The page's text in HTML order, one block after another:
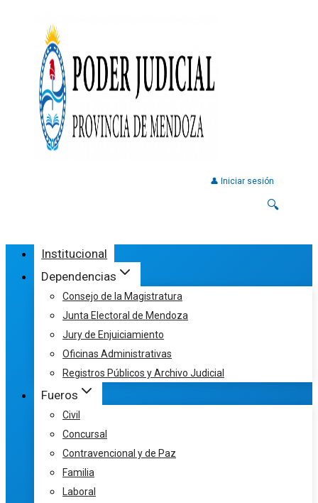
👤 Iniciar sesión
🔍
Institucional
Dependencias
Consejo de la Magistratura
Junta Electoral de Mendoza
Jury de Enjuiciamiento
Oficinas Administrativas
Registros Públicos y Archivo Judicial
Fueros
Civil
Concursal
Contravencional y de Paz
Familia
Laboral